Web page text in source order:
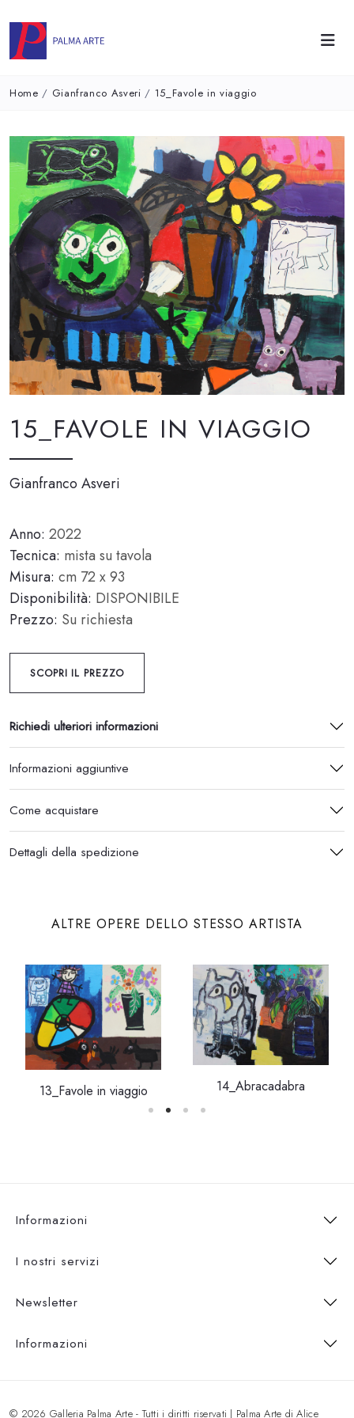
Home / Gianfranco Asveri / 15_Favole in viaggio
15_FAVOLE IN VIAGGIO
Gianfranco Asveri
Anno: 2022
Tecnica: mista su tavola
Misura: cm 72 x 93
Disponibilità: DISPONIBILE
Prezzo: Su richiesta
SCOPRI IL PREZZO
Richiedi ulteriori informazioni
Informazioni aggiuntive
Come acquistare
Dettagli della spedizione
ALTRE OPERE DELLO STESSO ARTISTA
13_Favole in viaggio 14_Abracadabra
Informazioni
I nostri servizi
Newsletter
Informazioni
© 2026 Galleria Palma Arte - Tutti i diritti riservati | Palma Arte di Alice